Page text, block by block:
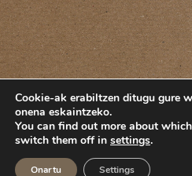
Cookie-ak erabiltzen ditugu gure
onena eskaintzeko.
You can find out more about
switch them off in settings.
Onartu Settings